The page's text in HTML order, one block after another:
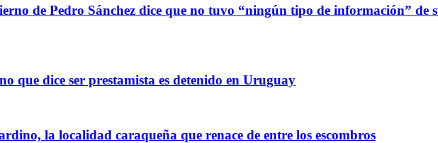
de Pedro Sánchez dice que no tuvo “ningún tipo de información” de
que dice ser prestamista es detenido en Uruguay
la localidad caraqueña que renace de entre los escombros